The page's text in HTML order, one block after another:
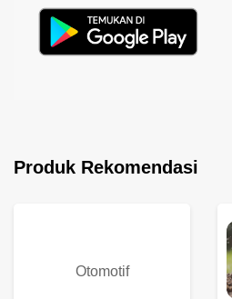
Produk Rekomendasi
Otomotif